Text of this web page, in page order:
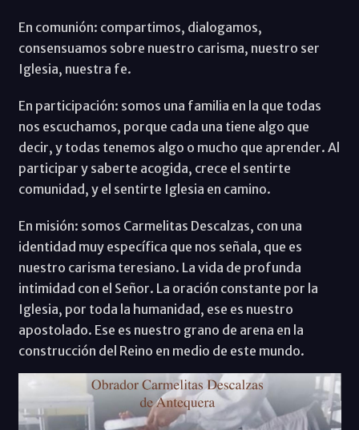
En comunión: compartimos, dialogamos,
consensuamos sobre nuestro carisma, nuestro ser
Iglesia, nuestra fe.
En participación: somos una familia en la que todas
nos escuchamos, porque cada una tiene algo que
decir, y todas tenemos algo o mucho que aprender. Al
participar y saberte acogida, crece el sentirte
comunidad, y el sentirte Iglesia en camino.
En misión: somos Carmelitas Descalzas, con una
identidad muy específica que nos señala, que es
nuestro carisma teresiano. La vida de profunda
intimidad con el Señor. La oración constante por la
Iglesia, por toda la humanidad, ese es nuestro
apostolado. Ese es nuestro grano de arena en la
construcción del Reino en medio de este mundo.